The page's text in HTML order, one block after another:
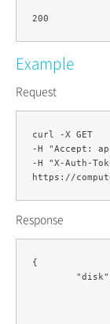
Example
Request
curl -X GET
-H "Accept:
-H "X-Auth-
https://
Response
{